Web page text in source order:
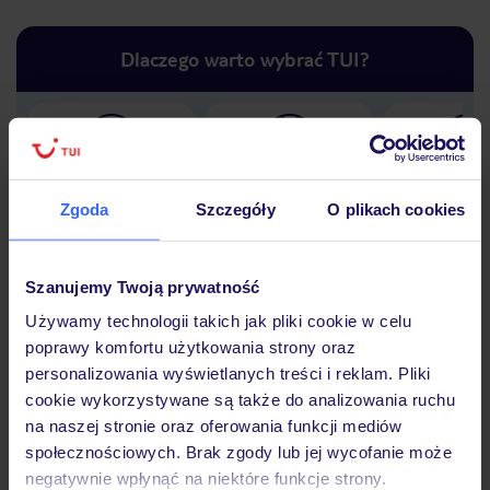
Zgoda Szczegóły O plikach cookies
Szanujemy Twoją prywatność
Używamy technologii takich jak pliki cookie w celu
poprawy komfortu użytkowania strony oraz
personalizowania wyświetlanych treści i reklam. Pliki
cookie wykorzystywane są także do analizowania ruchu
na naszej stronie oraz oferowania funkcji mediów
społecznościowych. Brak zgody lub jej wycofanie może
negatywnie wpłynąć na niektóre funkcje strony.
Dlaczego warto wybrać TUI?
Lider niskich cen
Największe biuro
30 lat w
Hotel
Opinie